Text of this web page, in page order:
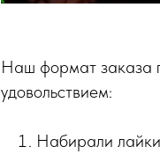
Наш формат заказа
удовольствием:
Набирали